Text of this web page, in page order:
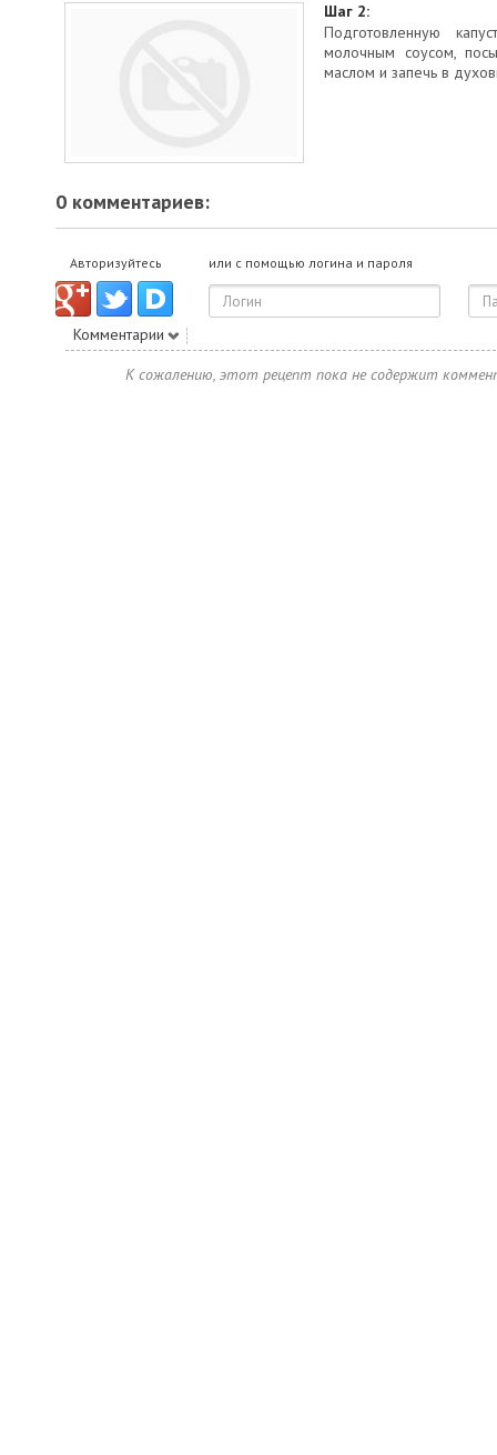
Шаг 2:
Подготовленную
молочным соусом,
маслом и запечь в
0 комментариев:
Авторизуйтесь или с помощью логина и пароля
Комментарии
К сожалению, этот рецепт пока не содержит